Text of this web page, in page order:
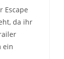
Escape
da ihr
ein